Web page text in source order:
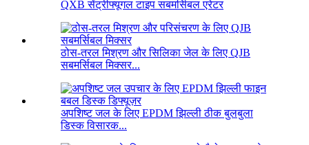
QXB सेंट्रीफ्यूगल टाइप सबमर्सिबल एरेटर
ठोस-तरल मिश्रण और सिलिका जेल के लिए QJB
सबमर्सिबल मिक्सर...
अपशिष्ट जल के लिए EPDM झिल्ली ठीक बुलबुला
डिस्क विसारक...